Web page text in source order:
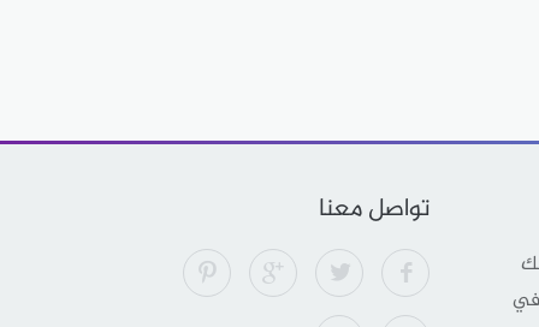
في
تواصل معنا